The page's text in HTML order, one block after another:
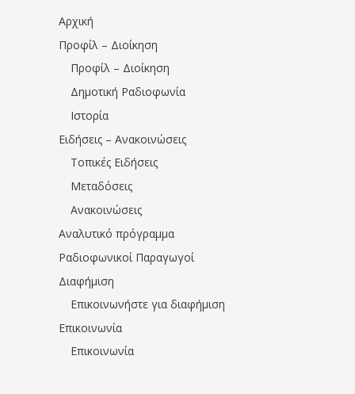
Αρχική
Προφίλ – Διοίκηση
Προφίλ – Διοίκηση
Δημοτική Ραδιοφωνία
Ιστορία
Ειδήσεις – Ανακοινώσεις
Τοπικές Ειδήσεις
Μεταδόσεις
Ανακοινώσεις
Αναλυτικό πρόγραμμα
Ραδιοφωνικοί Παραγωγοί
Διαφήμιση
Επικοινωνήστε για διαφήμιση
Επικοινωνία
Επικοινωνία